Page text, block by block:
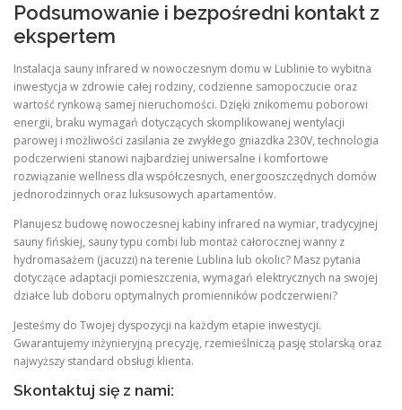
Podsumowanie i bezpośredni kontakt z
ekspertem
Instalacja sauny infrared w nowoczesnym domu w Lublinie to wybitna
inwestycja w zdrowie całej rodziny, codzienne samopoczucie oraz
wartość rynkową samej nieruchomości. Dzięki znikomemu poborowi
energii, braku wymagań dotyczących skomplikowanej wentylacji
parowej i możliwości zasilania ze zwykłego gniazdka 230V, technologia
podczerwieni stanowi najbardziej uniwersalne i komfortowe
rozwiązanie wellness dla współczesnych, energooszczędnych domów
jednorodzinnych oraz luksusowych apartamentów.
Planujesz budowę nowoczesnej kabiny infrared na wymiar, tradycyjnej
sauny fińskiej, sauny typu combi lub montaż całorocznej wanny z
hydromasażem (jacuzzi) na terenie Lublina lub okolic? Masz pytania
dotyczące adaptacji pomieszczenia, wymagań elektrycznych na swojej
działce lub doboru optymalnych promienników podczerwieni?
Jesteśmy do Twojej dyspozycji na każdym etapie inwestycji.
Gwarantujemy inżynieryjną precyzję, rzemieślniczą pasję stolarską oraz
najwyższy standard obsługi klienta.
Skontaktuj się z nami: